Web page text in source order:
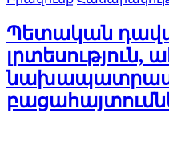
Պետական
լրտեսություն,